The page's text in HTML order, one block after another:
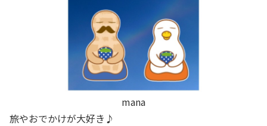
mana
旅やおでかけが大好き♪